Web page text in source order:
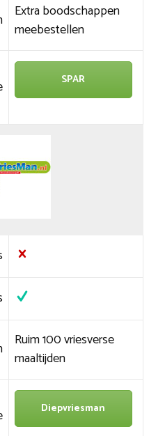
Extra boodschappen
meebestellen
SPAR
Ruim 100 vriesverse
maaltijden
Diepvriesman